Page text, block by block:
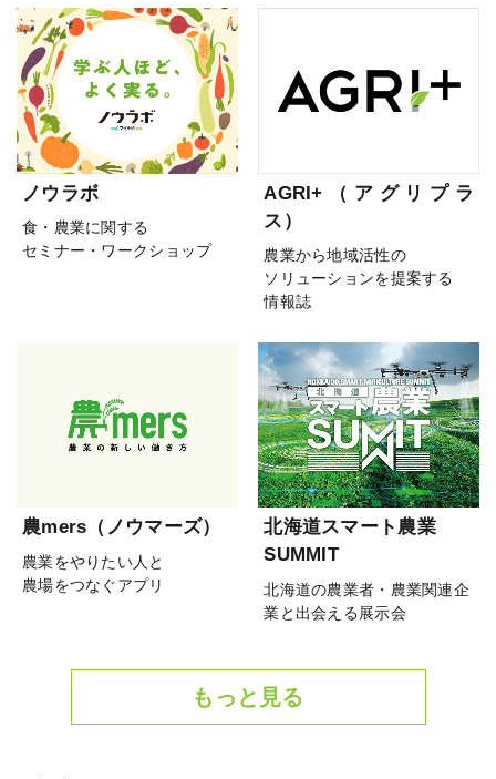
ノウラボ
食・農業に関する
セミナー・ワークショップ
AGRI+（アグリプラ
ス）
農業から地域活性の
ソリューションを提案する
情報誌
農mers（ノウマーズ）
農業をやりたい人と
農場をつなぐアプリ
北海道スマート農業
SUMMIT
北海道の農業者・農業関連企
業と出会える展示会
もっと見る